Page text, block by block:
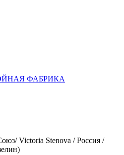
ФАБРИКА
Victoria Stenova / Россия /